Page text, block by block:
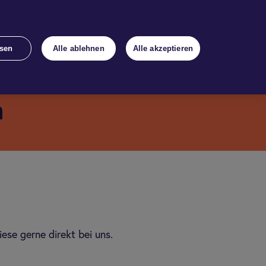
Rechner Kon­takt
gerne direkt bei uns.
Alle ablehnen Alle akzeptieren